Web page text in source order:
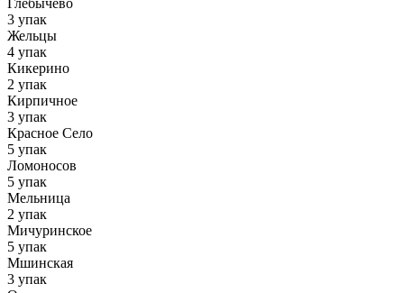
Глебычево
3 упак
Жельцы
4 упак
Кикерино
2 упак
Кирпичное
3 упак
Красное Село
5 упак
Ломоносов
5 упак
Мельница
2 упак
Мичуринское
5 упак
Мшинская
3 упак